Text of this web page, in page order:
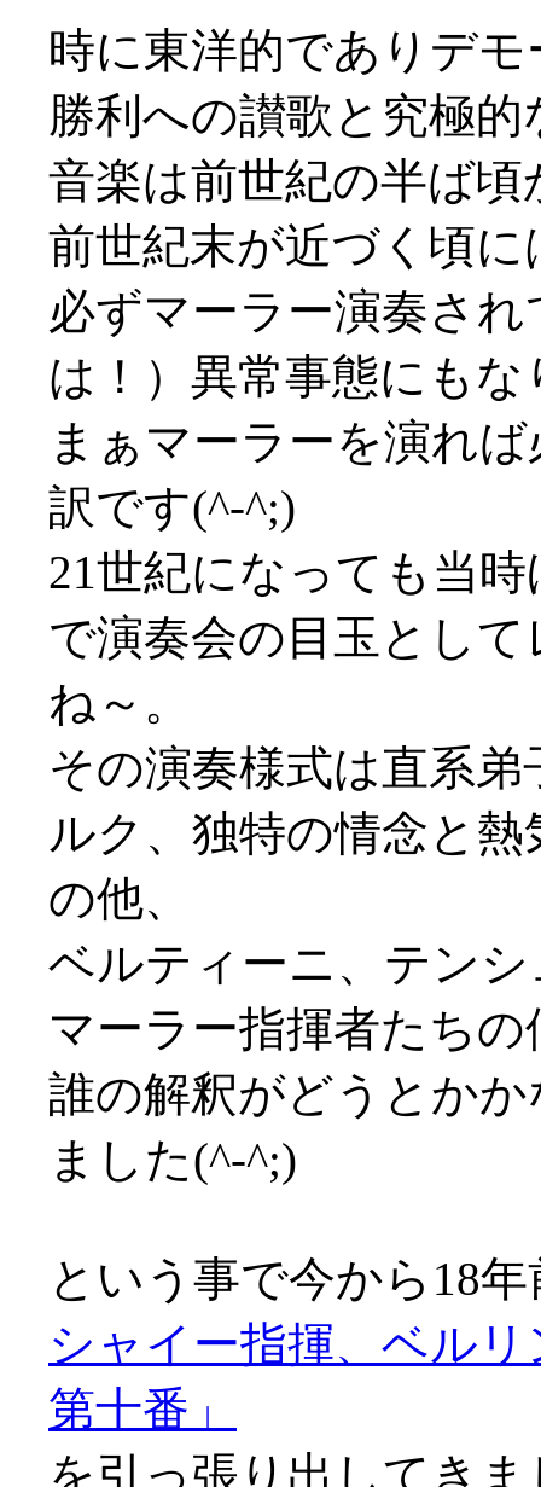
時に東洋的でありデ
勝利への讃歌と究極
音楽は前世紀の半ば
前世紀末が近づく頃
必ずマーラー演奏さ
は！）異常事態にも
まぁマーラーを演れ
訳です(^-^;)
21世紀になっても当
で演奏会の目玉とし
ね～。
その演奏様式は直系
ルク、独特の情念と
の他、
ベルティーニ、テン
マーラー指揮者たち
誰の解釈がどうとか
ました(^-^;)
という事で今から18
シャイー指揮、ベル
第十番」
を引っ張り出してき